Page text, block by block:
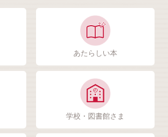
あたらしい本
学校・図書館さま